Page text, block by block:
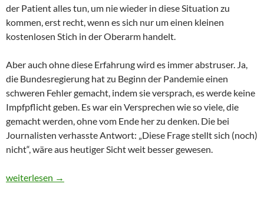
der Patient alles tun, um nie wieder in diese Situation zu
kommen, erst recht, wenn es sich nur um einen kleinen
kostenlosen Stich in der Oberarm handelt.
Aber auch ohne diese Erfahrung wird es immer abstruser. Ja,
die Bundesregierung hat zu Beginn der Pandemie einen
schweren Fehler gemacht, indem sie versprach, es werde keine
Impfpflicht geben. Es war ein Versprechen wie so viele, die
gemacht werden, ohne vom Ende her zu denken. Die bei
Journalisten verhasste Antwort: „Diese Frage stellt sich (noch)
nicht“, wäre aus heutiger Sicht weit besser gewesen.
Ein leichtfertiges Versprechen
weiterlesen →